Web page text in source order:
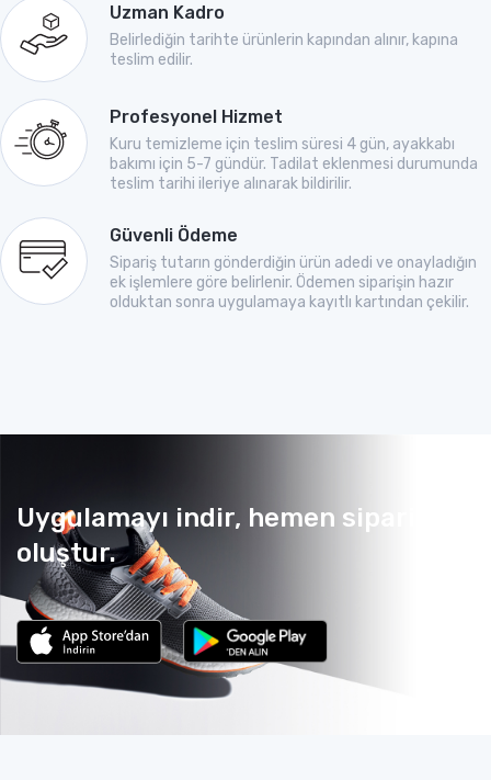
Uzman Kadro
Belirlediğin tarihte ürünlerin kapından alınır, kapına
teslim edilir.
Profesyonel Hizmet
Kuru temizleme için teslim süresi 4 gün, ayakkabı
bakımı için 5-7 gündür. Tadilat eklenmesi durumunda
teslim tarihi ileriye alınarak bildirilir.
Güvenli Ödeme
Sipariş tutarın gönderdiğin ürün adedi ve onayladığın
ek işlemlere göre belirlenir. Ödemen siparişin hazır
olduktan sonra uygulamaya kayıtlı kartından çekilir.
Uygulamayı indir, hemen sipariş
oluştur.